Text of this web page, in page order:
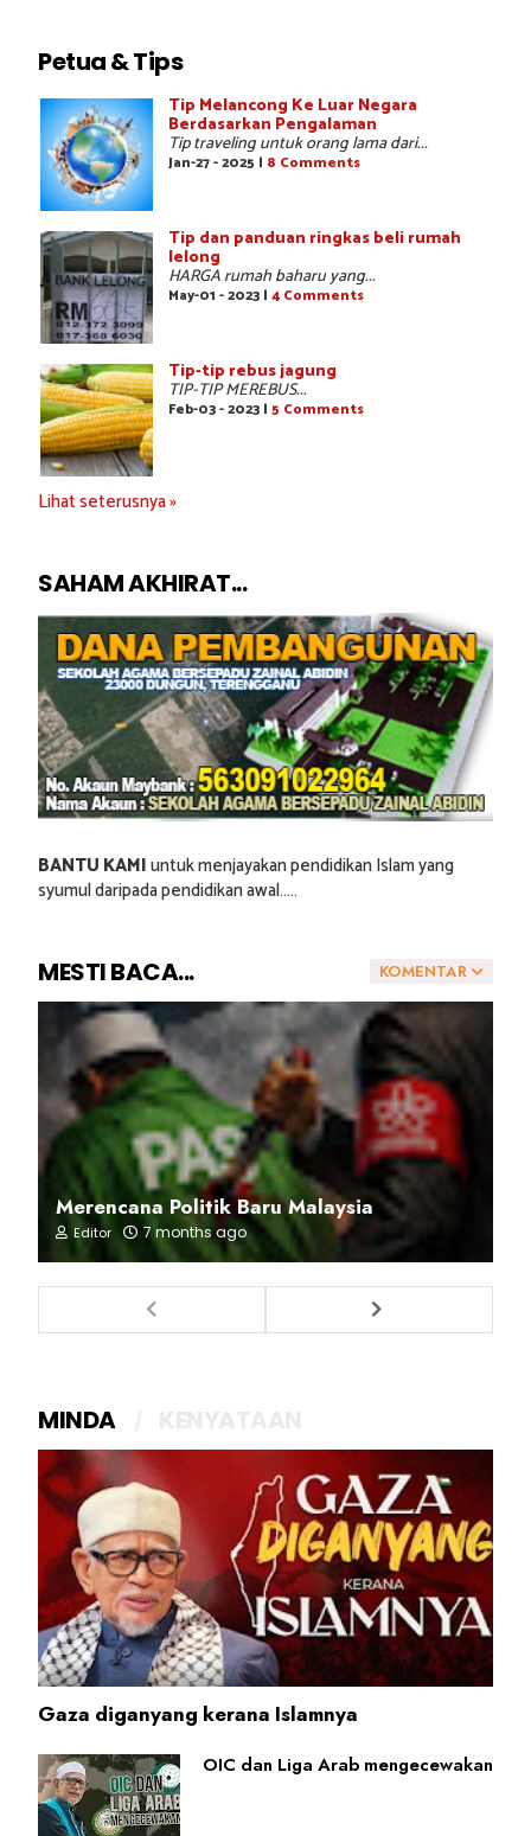
Petua & Tips
Tip Melancong Ke Luar Negara
Berdasarkan Pengalaman
Tip traveling untuk orang lama dari...
Jan-27 - 2025 | 8 Comments
Tip dan panduan ringkas beli rumah
lelong
HARGA rumah baharu yang...
May-01 - 2023 | 4 Comments
Tip-tip rebus jagung
TIP-TIP MEREBUS...
Feb-03 - 2023 | 5 Comments
Lihat seterusnya »
SAHAM AKHIRAT...
BANTU KAMIuntuk menjayakan pendidikan Islam yang
syumul daripada pendidikan awal.....
KOMENTAR
MESTI BACA...
Merencana Politik Baru Malaysia
Editor 7 months ago
MINDA
Gaza diganyang kerana Islamnya
OIC dan Liga Arab mengecewakan